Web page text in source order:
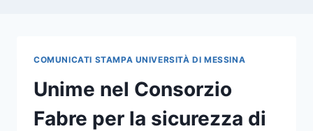
COMUNICATI STAMPA UNIVERSITÀ DI MESSINA
Unime nel Consorzio
Fabre per la sicurezza di